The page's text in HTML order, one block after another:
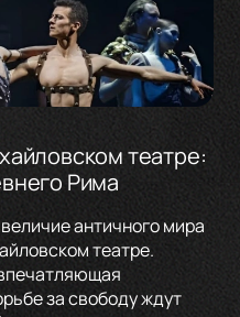
театре:
Рима
античного мира
театре.
за свободу ждут